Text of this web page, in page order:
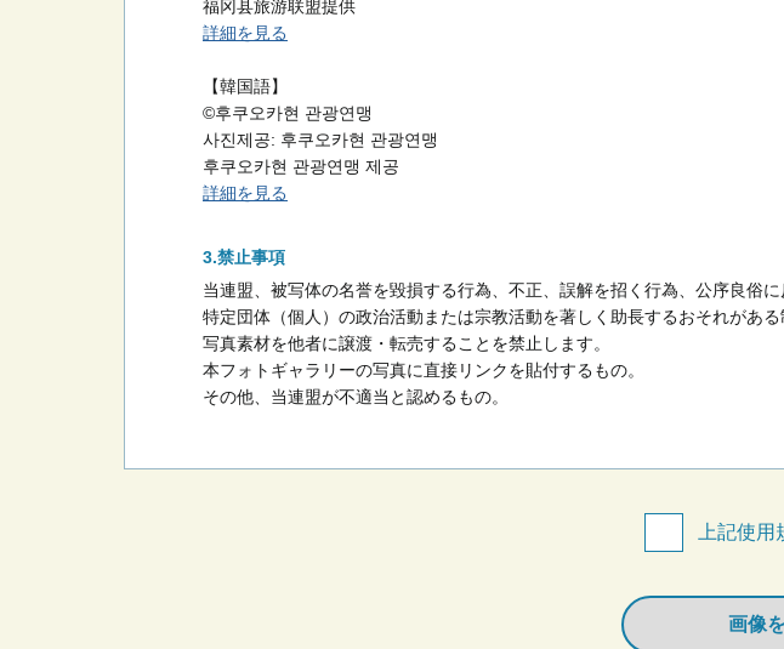
福冈县旅游联盟提供
詳細を見る
【韓国語】
©후쿠오카현 관광연맹
사진제공: 후쿠오카현 관광연맹
후쿠오카현 관광연맹 제공
詳細を見る
禁止事項
当連盟、被写体の名誉を毀損する行為、不正、誤解を招く行為、公序良俗
特定団体（個人）の政治活動または宗教活動を著しく助長するおそれがある
写真素材を他者に譲渡・転売することを禁止します。
本フォトギャラリーの写真に直接リンクを貼付するもの。
その他、当連盟が不適当と認めるもの。
上記使用
画像